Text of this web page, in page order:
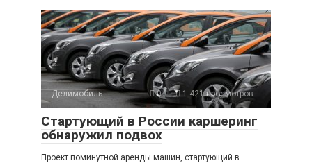
Делимобиль 0 1 421 просмотров
Стартующий в России каршеринг
обнаружил подвох
Проект поминутной аренды машин, стартующий в